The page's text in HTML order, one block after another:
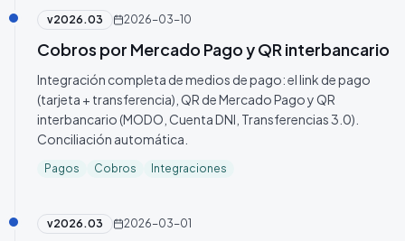
v2026.03 2026-03-10
Cobros por Mercado Pago y QR interbancario
Integración completa de medios de pago: el link de pago
(tarjeta + transferencia), QR de Mercado Pago y QR
interbancario (MODO, Cuenta DNI, Transferencias 3.0).
Conciliación automática.
Pagos Cobros Integraciones
v2026.03 2026-03-01